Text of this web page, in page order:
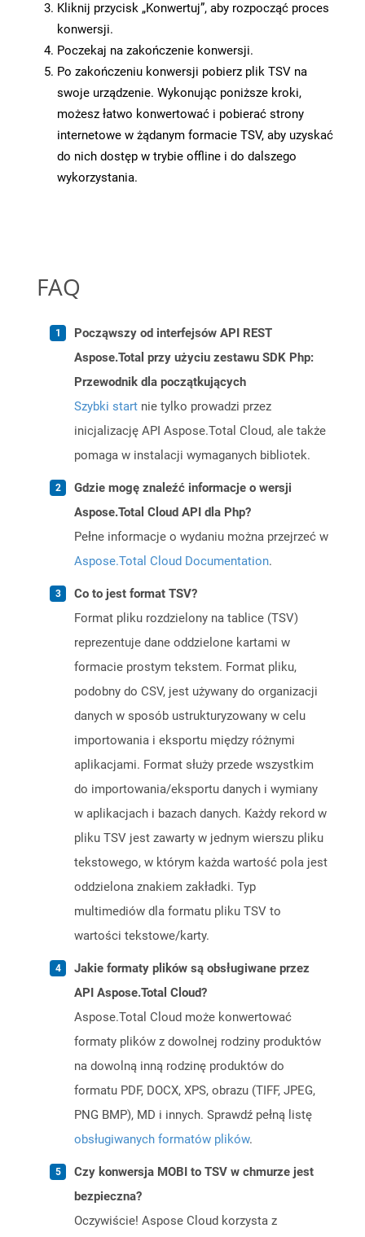
Kliknij przycisk „Konwertuj”, aby rozpocząć proces
konwersji.
Poczekaj na zakończenie konwersji.
Po zakończeniu konwersji pobierz plik TSV na
swoje urządzenie. Wykonując poniższe kroki,
możesz łatwo konwertować i pobierać strony
internetowe w żądanym formacie TSV, aby uzyskać
do nich dostęp w trybie offline i do dalszego
wykorzystania.
FAQ
Począwszy od interfejsów API REST
Aspose.Total przy użyciu zestawu SDK Php:
Przewodnik dla początkujących
Szybki start nie tylko prowadzi przez
inicjalizację API Aspose.Total Cloud, ale także
pomaga w instalacji wymaganych bibliotek.
Gdzie mogę znaleźć informacje o wersji
Aspose.Total Cloud API dla Php?
Pełne informacje o wydaniu można przejrzeć w
Aspose.Total Cloud Documentation.
Co to jest format TSV?
Format pliku rozdzielony na tablice (TSV)
reprezentuje dane oddzielone kartami w
formacie prostym tekstem. Format pliku,
podobny do CSV, jest używany do organizacji
danych w sposób ustrukturyzowany w celu
importowania i eksportu między różnymi
aplikacjami. Format służy przede wszystkim
do importowania/eksportu danych i wymiany
w aplikacjach i bazach danych. Każdy rekord w
pliku TSV jest zawarty w jednym wierszu pliku
tekstowego, w którym każda wartość pola jest
oddzielona znakiem zakładki. Typ
multimediów dla formatu pliku TSV to
wartości tekstowe/karty.
Jakie formaty plików są obsługiwane przez
API Aspose.Total Cloud?
Aspose.Total Cloud może konwertować
formaty plików z dowolnej rodziny produktów
na dowolną inną rodzinę produktów do
formatu PDF, DOCX, XPS, obrazu (TIFF, JPEG,
PNG BMP), MD i innych. Sprawdź pełną listę
obsługiwanych formatów plików.
Czy konwersja MOBI to TSV w chmurze jest
bezpieczna?
Oczywiście! Aspose Cloud korzysta z